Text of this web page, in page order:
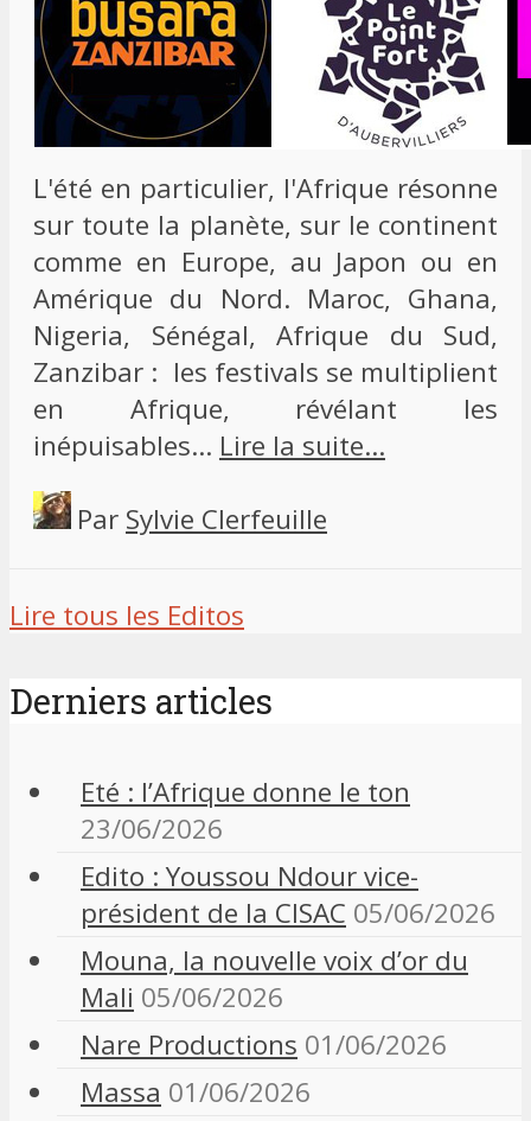
L'été en particulier, l'Afrique résonne
sur toute la planète, sur le continent
comme en Europe, au Japon ou en
Amérique du Nord. Maroc, Ghana,
Nigeria, Sénégal, Afrique du Sud,
Zanzibar : les festivals se multiplient
en Afrique, révélant les
inépuisables… Lire la suite…
Par Sylvie Clerfeuille
Lire tous les Editos
Derniers articles
Eté : l’Afrique donne le ton
23/06/2026
Edito : Youssou Ndour vice-
président de la CISAC 05/06/2026
Mouna, la nouvelle voix d’or du
Mali 05/06/2026
Nare Productions 01/06/2026
Massa 01/06/2026